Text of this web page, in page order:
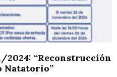
2024: “Reconstrucción
Natatorio”